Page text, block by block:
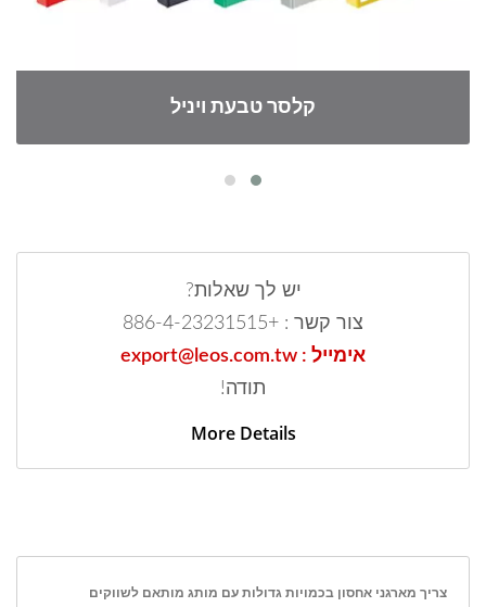
קלסר טבעת ויניל
יש לך שאלות?
צור קשר : +886-4-23231515
אימייל : export@leos.com.tw
תודה!
More Details
צריך מארגני אחסון בכמויות גדולות עם מותג מותאם לשווקים